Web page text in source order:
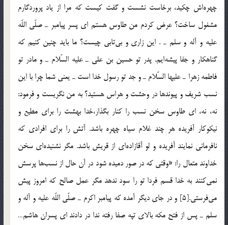
چهره‎اش چكيد، برخاست نشست و گفت كيست كه مرا از ياد پروردگارم
مشغول ساخت؟ عرض كردم من طاوس هستم اي پسر پيامبر ـ صلّي اللّه
عليه و آله و سلم ـ . اين زاري و بي‎تابي چيست؟ ما بايد چنين كنيم كه
گناهكار و جفا پيشه‎ايم. پدر تو حسين بن علي ـ عليه السّلام ـ و مادر تو
فاطمه زهرا ـ عليها السّلام ـ و جد تو رسول خدا است ـ يعني شما چرا با اين
نسب شريف و پيوندها در وحشت و هراس هستيد؟ به من نگريست و فرمود:
نه، نه، اي طاوس سخن نسب را كنار بگذار،‌خدا بهشت را براي مطيع و
نيكوكار آفريده هر چند غلام سياه چهره باشد. آتش را براي افرادي كه
نافرماني نمايند آفريده و لو آقازاده‎اي از قريش باشد. مگر نشنيده‎اي سخن
خداوند متعال را: «وقتي كه در صور دميده شود در آن حال از نسب‎ها پرسش
نمي‎كنند به خدا قسم فردا تو را سود ندهد مگر عمل صالح كه امروز پيش
مي‎فرستي.[5] و در جاي ديگر آمده كه پيامبر اكرم ـ صلّي اللّه عليه و آله و
سلم ـ پس از فتح مكه بالاي تپه صفا رفته ندا در دادند اي پسران هاشم…